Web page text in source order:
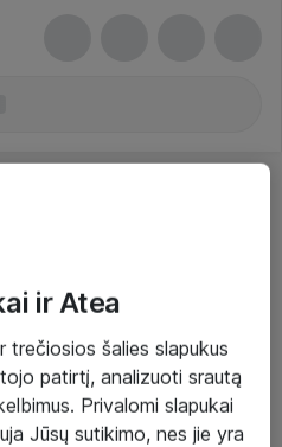
ir Atea
trečiosios šalies slapukus
patirtį, analizuoti srautą
Privalomi slapukai
Jūsų sutikimo, nes jie yra